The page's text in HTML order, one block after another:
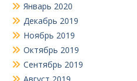
Январь 2020
Декабрь 2019
Ноябрь 2019
Октябрь 2019
Сентябрь 2019